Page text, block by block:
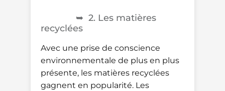
2. Les matières
recyclées
Avec une prise de conscience
environnementale de plus en plus
présente, les matières recyclées
gagnent en popularité. Les